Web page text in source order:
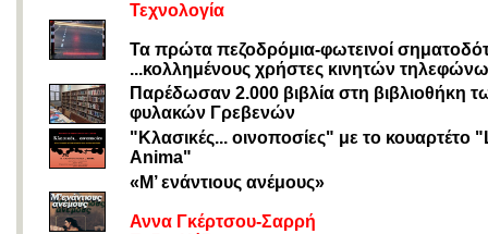
Τεχνολογία
Τα πρώτα πεζοδρόμια-φωτεινοί
...κολλημένους χρήστες κινητών
Παρέδωσαν 2.000 βιβλία στη βιβλιοθήκη
φυλακών Γρεβενών
"Κλασικές... οινοποσίες" με το κουαρτέτο
Anima"
«Μ’ ενάντιους ανέμους»
Αννα Γκέρτσου-Σαρρή